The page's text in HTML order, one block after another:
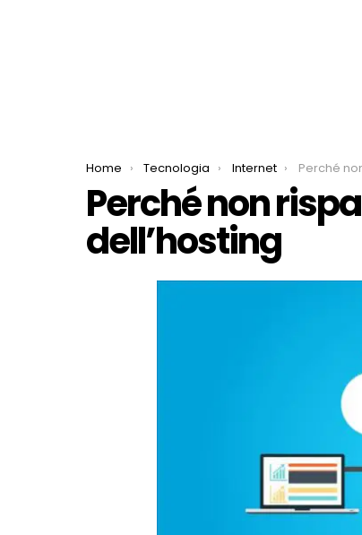
You are here:
Home Tecnologia Internet Perché non
Perché non
dell’hosting